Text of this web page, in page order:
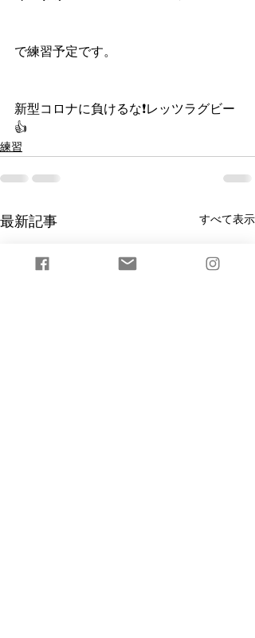
で練習予定です。
新型コロナに負けるな❗️レッツラグビー
👍
練習
最新記事 すべて表示